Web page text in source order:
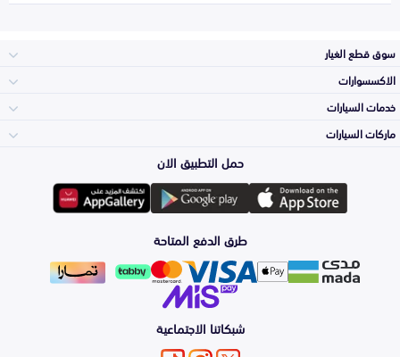
سوق قطع الغيار
المكائن، القيرات
وملحقاتها
الشمعات
والاصطبات (الاضاءة)
الفرامل والأقمشة
الاكسسوارات
لوازم الرحلات
اكسسوارات العناية
الزيوت و السوائل
خدمات السيارات
الأكثر مبيعاً
التلميع والعناية
ماركات السيارات
تويوتا
هيونداي
كيا
حمل التطبيق الان
طرق الدفع المتاحة
شبكاتنا الاجتماعية